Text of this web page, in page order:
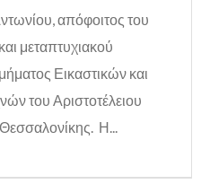
απόφοιτος του
μεταπτυχιακού
Εικαστικών και
του Αριστοτέλειου
Η...